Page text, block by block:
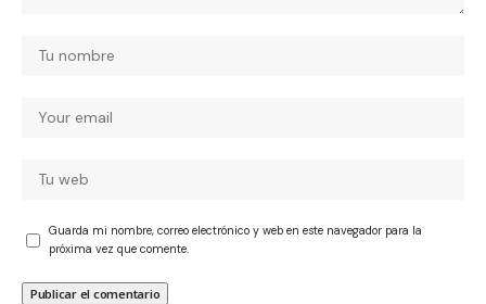
Guarda mi nombre, correo electrónico y web en este navegador para la
próxima vez que comente.